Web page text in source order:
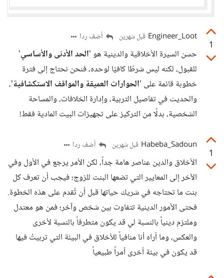
1
Engineer_Loot قبل شهرين أضف ردا
حسن السيرة الأخلاقية والدينية هو 'الحد الأدنى والأساسي'
للقبول، لكنه ليس شرطًا كافيًا لوحده، فنحن نحتاج إلى فترة
خطوبة قائمة على 'الحوارات العميقة والمواقف الاستكشافية'،
والحديث في تفاصيل التربية، وإدارة الخلافات، والمساحة
الشخصية، بدلًا من التركيز على تجهيزات البيت المادية فقط!
1
Habeba_Sadoun قبل شهرين أضف ردا
الأخلاق والدين عناصر هامة جداً، لكن الأمر يرجع في الأول وفي
الآخر إلى المعايير التي تضعها البنت للزوج؛ فيجب أن تعرف كل
بنت ما تحتاجه في شريك حياتها قبل أن تُقدم على هذه الخطوة.
فحتى الأمور الدينية تتفاوت بين شخص وآخر؛ فمن هو معتدل
وملتزم دينياً بالنسبة لي قد يكون متطرفاً بالنسبة لأخرى
والعكس، وما أراه أنا منافياً للأخلاق في البيئة التي تربيتُ فيها
قد يكون في بيئة أخرى أمراً طبيعياً